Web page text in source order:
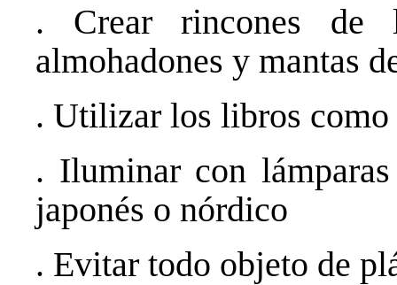
. Crear rincones de
almohadones y mantas
. Utilizar los libros
. Iluminar con
japonés o nórdico
. Evitar todo objeto de